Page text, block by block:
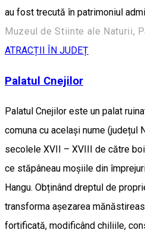
au fost trecută în patrimoniul
ATRACȚII ÎN JUDEȚ
Palatul Cnejilor
Palatul Cnejilor este un palat
comuna cu același nume (județul
secolele XVII – XVIII de către
ce stăpâneau moșiile din
Hangu. Obținând dreptul de
transforma așezarea
fortificată, modificând chiliile,